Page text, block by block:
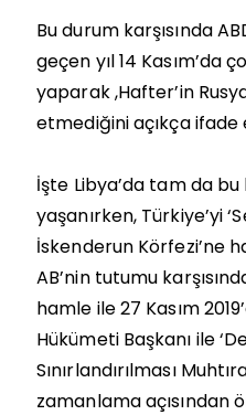
Bu durum karşısında
geçen yıl 14 Kasım’da
yaparak ,Hafter’in
etmediğini açıkça ifade
İşte Libya’da tam da
yaşanırken, Türkiye’yi
İskenderun Körfezi’ne
AB’nin tutumu
hamle ile 27 Kasım
Hükümeti Başkanı ile
Sınırlandırılması
zamanlama açısından